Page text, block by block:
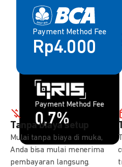
Payment Method Fee
Rp4.000
Payment Method Fee
2,80% +
Payment Method Fee
0,7%
Payment Method Fee
1,5%
Tanpa biaya setup
Mulai tanpa biaya di muka,
Anda bisa mulai menerima
pembayaran langsung.